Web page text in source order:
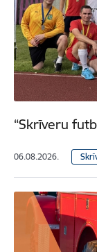
“Skrīveru
06.08.2026.